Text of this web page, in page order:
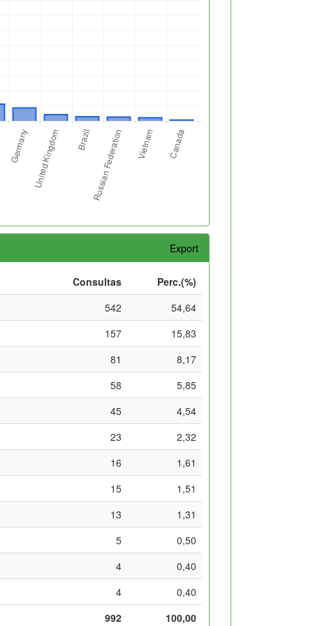
Export
Consultas
Perc.(%)
542
54,64
157
15,83
81
8,17
58
5,85
45
4,54
23
2,32
16
1,61
15
1,51
13
1,31
5
0,50
4
0,40
4
0,40
992
100,00